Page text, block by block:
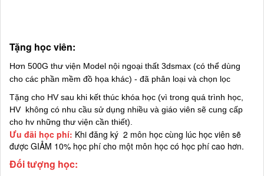
Tặng học viên:
Hơn 500G thư viện Model nội ngoại thất 3dsmax (có thể dùng
cho các phần mềm đồ họa khác) - đã phân loại và chọn lọc
Tặng cho HV sau khi kết thúc khóa học (vì trong quá trình học,
HV không có nhu cầu sử dụng nhiều và giáo viên sẽ cung cấp
cho hv những thư viện cần thiết).
Ưu đãi học phí: Khi đăng ký 2 môn học cùng lúc học viên sẽ
được GIẢM 10% học phí cho một môn học có học phí cao hơn.
Đối tượng học: